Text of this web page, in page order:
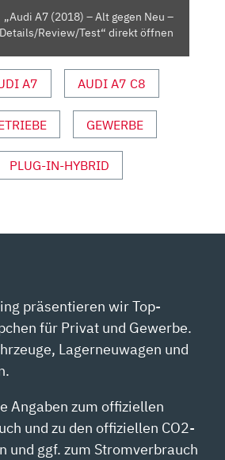
TEST“
„Audi A7 (2018) – Alt gegen Neu –
Details/Review/Test“ direkt öffnen
A7 AUDI A7 C8
GEWERBE
PLUG-IN-HYBRID
präsentieren wir Top-
für Privat und Gewerbe.
Lagerneuwagen und
Angaben zum offiziellen
und zu den offiziellen CO2-
und ggf. zum Stromverbrauch